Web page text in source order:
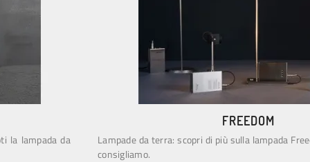
la lampada da
FREEDOM
Lampade da terra: scopri di più sulla lampada
consigliamo.